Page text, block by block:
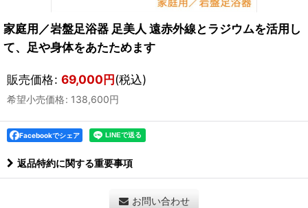
家庭用／岩盤足浴器 足美人 遠赤外線とラジウムを活用し
て、足や身体をあたためます
販売価格: 69,000円(税込)
希望小売価格: 138,600円
Facebookでシェア
返品特約に関する重要事項
お問い合わせ